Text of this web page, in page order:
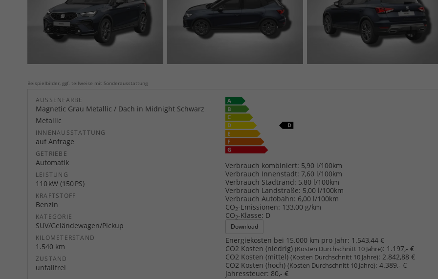
Beispielbilder, ggf. teilweise mit Sonderausstattung
AUSSENFARBE
Magnetic Grau Metallic / Dach in Midnight Schwarz
Metallic
INNENAUSSTATTUNG
auf Anfrage
GETRIEBE
Automatik
LEISTUNG
110 kW (150 PS)
KRAFTSTOFF
Benzin
KATEGORIE
SUV/Geländewagen/Pickup
KILOMETERSTAND
1.540 km
ZUSTAND
unfallfrei
Verbrauch kombiniert: 5,90 l/100km
Verbrauch Innenstadt: 7,60 l/100km
Verbrauch Stadtrand: 5,80 l/100km
Verbrauch Landstraße: 5,00 l/100km
Verbrauch Autobahn: 6,00 l/100km
CO2-Emissionen: 133,00 g/km
CO2-Klasse: D
Download
Energiekosten bei 15.000 km pro Jahr: 1.543,44 €
CO2 Kosten (niedrig) (Kosten Durchschnitt 10 Jahre): 1.197,- €
CO2 Kosten (mittel) (Kosten Durchschnitt 10 Jahre): 2.842,88 €
CO2 Kosten (hoch) (Kosten Durchschnitt 10 Jahre): 4.389,- €
Jahressteuer: 80,- €